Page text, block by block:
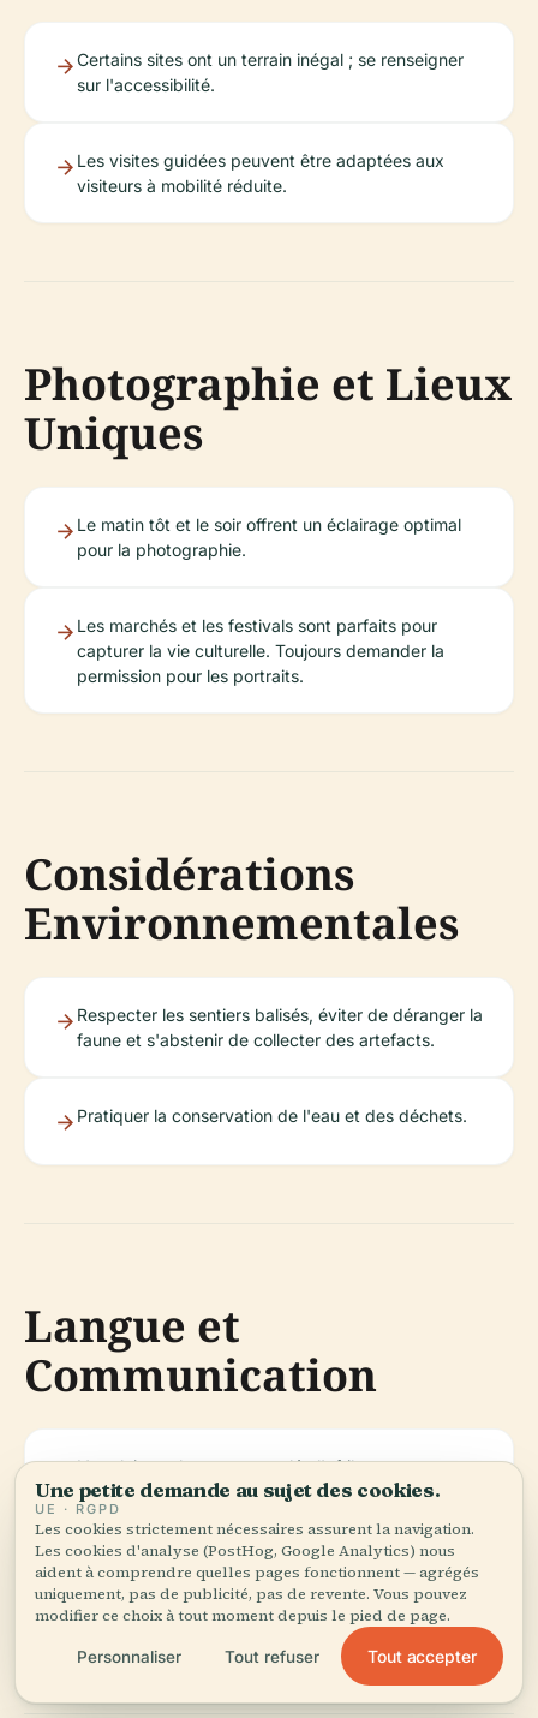
Certains sites ont un terrain inégal ; se renseigner
sur l'accessibilité.
Les visites guidées peuvent être adaptées aux
visiteurs à mobilité réduite.
Photographie et Lieux
Uniques
Le matin tôt et le soir offrent un éclairage optimal
pour la photographie.
Les marchés et les festivals sont parfaits pour
capturer la vie culturelle. Toujours demander la
permission pour les portraits.
Considérations
Environnementales
Respecter les sentiers balisés, éviter de déranger la
faune et s'abstenir de collecter des artefacts.
Pratiquer la conservation de l'eau et des déchets.
Langue et
Communication
L'anglais est largement parlé ; l'afrikaans et
l'allemand sont également courants.
Des informations touristiques sont disponibles au
Centre Touristique de Lüderitz et dans la plupart
des hôtels.
Une petite demande au sujet des cookies.
UE · RGPD
Les cookies strictement nécessaires assurent la navigation.
Les cookies d'analyse (PostHog, Google Analytics) nous
aident à comprendre quelles pages fonctionnent — agrégés
uniquement, pas de publicité, pas de revente. Vous pouvez
modifier ce choix à tout moment depuis le pied de page.
Personnaliser Tout refuser Tout accepter